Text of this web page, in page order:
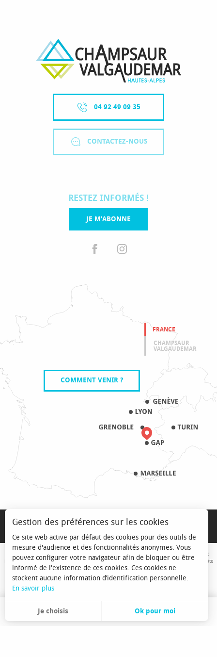
Recherche
04 92 49 09 35
CONTACTEZ-NOUS
RESTEZ INFORMÉS !
JE M'ABONNE
FRANCE
CHAMPSAUR
VALGAUDEMAR
COMMENT VENIR ?
MENTIONS LÉGALES
PRO & PRESSE
Avec le concours de l'Union Européenne. L'Europe s'engage sur le Massif Alpin avec le fond
Européen de Développement Régional. Co-financé par le Conseil Régional Provence-Alpes-Côte
d'Azur et l'Etat, Commissariat Général des Territoires - FNADT - CIMA
Gestion des préférences sur les cookies
Ce site web active par défaut des cookies pour des outils de
mesure d'audience et des fonctionnalités anonymes. Vous
pouvez configurer votre navigateur afin de bloquer ou être
informé de l'existence de ces cookies. Ces cookies ne
stockent aucune information d’identification personnelle.
En savoir plus
Je choisis Ok pour moi